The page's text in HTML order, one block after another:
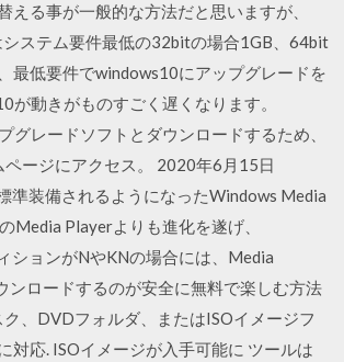
える事が一般的な方法だと思いますが、
ステム要件最低の32bitの場合1GB、64bit
最低要件でwindows10にアップグレードを
が動きがものすごく遅くなります。
グレードソフトとダウンロードするため、
ージにアクセス。 2020年6月15日
準装備されるようになったWindows Media
Media Playerよりも進化を遂げ、
ションがNやKNの場合には、Media
ンロードするのが安全に無料で楽しむ方法
、DVDフォルダ、またはISOイメージフ
対応. ISOイメージが入手可能に ツールは